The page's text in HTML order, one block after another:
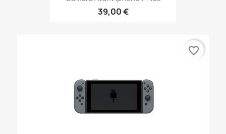
39,00 €
favorite_border